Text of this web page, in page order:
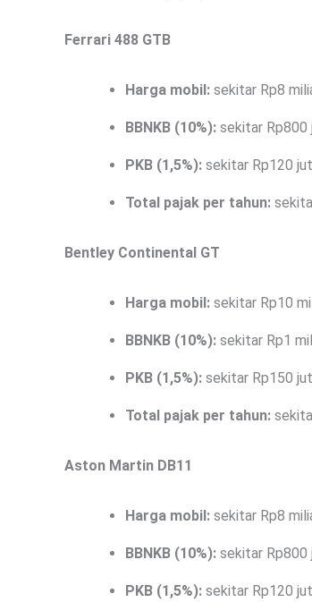
Ferrari 488 GTB
Harga mobil: sekitar Rp8
BBNKB (10%): sekitar Rp800
PKB (1,5%): sekitar Rp120
Total pajak per tahun:
Bentley Continental GT
Harga mobil: sekitar Rp10
BBNKB (10%): sekitar Rp1
PKB (1,5%): sekitar Rp150
Total pajak per tahun:
Aston Martin DB11
Harga mobil: sekitar Rp8
BBNKB (10%): sekitar Rp800
PKB (1,5%): sekitar Rp120